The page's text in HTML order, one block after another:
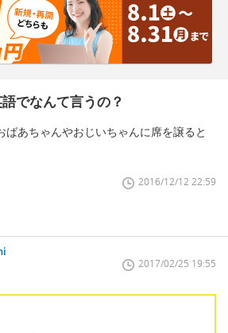
でなんて言うの？
ばあちゃんやおじいちゃんに席を譲ると
2016/12/12 22:59
2017/02/25 19:55